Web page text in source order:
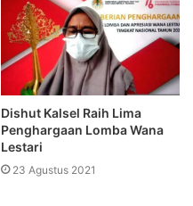
Dishut Kalsel Raih Lima
Penghargaan Lomba Wana
Lestari
23 Agustus 2021